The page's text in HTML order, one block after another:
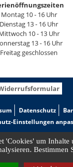
Montag 10 - 16 Uhr
Dienstag 13 - 16 Uhr
10 - 13 Uhr
13 - 16 Uhr
Freitag geschlossen
Datenschutz
Einstellungen
'Cookies' um Inhalte
Bestimmen